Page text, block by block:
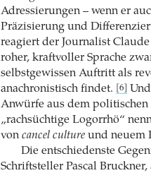
Adressierungen – wenn er
Präzisierung und
reagiert der Journalist
roher, kraftvoller Sprache
selbstgewissen Auftritt als
anachronistisch findet.
[6]
Anwürfe aus dem politischen
„rachsüchtige Logorrhö“
von cancel cultureund neuem
Die entschiedenste
Schriftsteller Pascal